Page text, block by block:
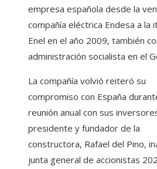
empresa española desde la
compañía eléctrica Endesa a la
Enel en el año 2009, también
administración socialista en el
La compañía volvió reiteró su
compromiso con España
reunión anual con sus
presidente y fundador de la
constructora, Rafael del Pino,
junta general de accionistas